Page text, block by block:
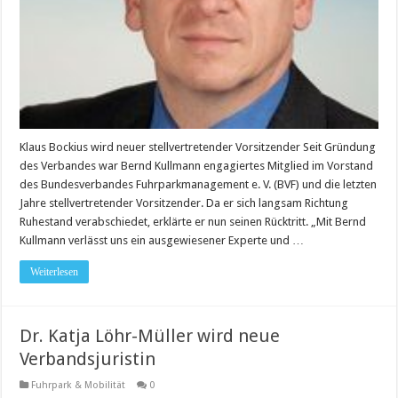
Klaus Bockius wird neuer stellvertretender Vorsitzender Seit Gründung
des Verbandes war Bernd Kullmann engagiertes Mitglied im Vorstand
des Bundesverbandes Fuhrparkmanagement e. V. (BVF) und die letzten
Jahre stellvertretender Vorsitzender. Da er sich langsam Richtung
Ruhestand verabschiedet, erklärte er nun seinen Rücktritt. „Mit Bernd
Kullmann verlässt uns ein ausgewiesener Experte und …
Weiterlesen
Dr. Katja Löhr-Müller wird neue
Verbandsjuristin
Fuhrpark & Mobilität 0